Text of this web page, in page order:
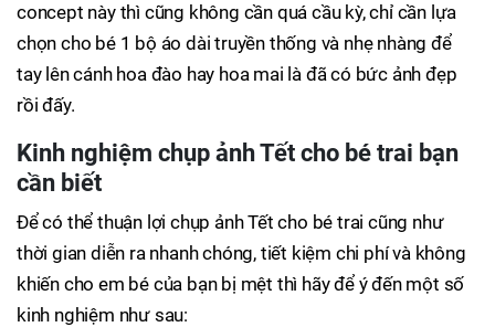
concept này thì cũng không cần quá cầu kỳ, chỉ cần lựa
chọn cho bé 1 bộ áo dài truyền thống và nhẹ nhàng để
tay lên cánh hoa đào hay hoa mai là đã có bức ảnh đẹp
rồi đấy.
Kinh nghiệm chụp ảnh Tết cho bé trai bạn
cần biết
Để có thể thuận lợi chụp ảnh Tết cho bé trai cũng như
thời gian diễn ra nhanh chóng, tiết kiệm chi phí và không
khiến cho em bé của bạn bị mệt thì hãy để ý đến một số
kinh nghiệm như sau: